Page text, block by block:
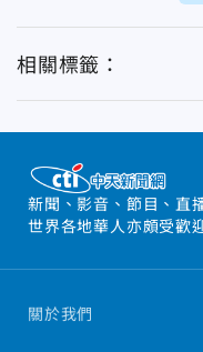
相關標籤：
新聞、影音、節目、直
世界各地華人亦頗受歡
關於我們